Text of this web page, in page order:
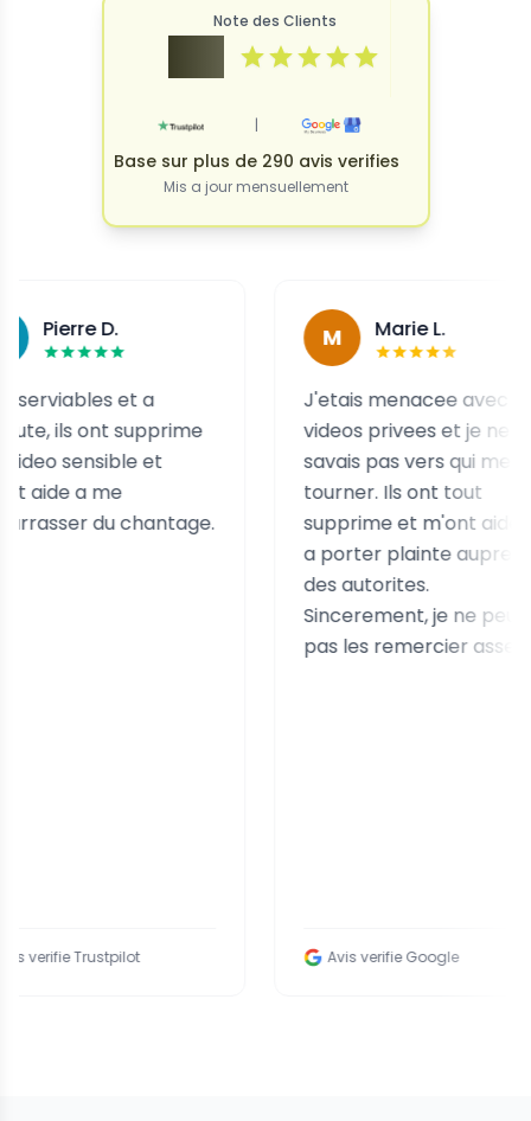
Note des Clients
|
Base sur plus de 290 avis verifies
Mis a jour mensuellement
D.
et a
ont supprime
et
a me
du chantage.
Trustpilot
Marie L.
J'etais menacee avec des
videos privees et je ne
savais pas vers qui me
tourner. Ils ont tout
supprime et m'ont aidee
a porter plainte aupres
des autorites.
Sincerement, je ne peux
pas les remercier assez.
Avis verifie Google